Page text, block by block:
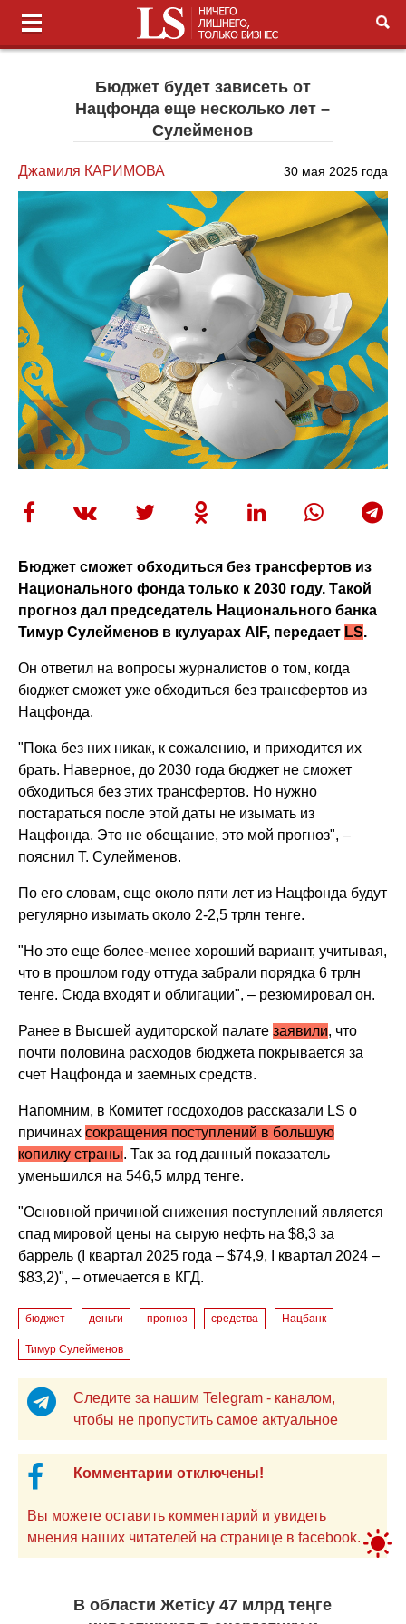
Бюджет будет зависеть от
Нацфонда еще несколько лет –
Сулейменов
Джамиля КАРИМОВА 30 мая 2025 года
Бюджет сможет обходиться без трансфертов из
Национального фонда только к 2030 году. Такой
прогноз дал председатель Национального банка
Тимур Сулейменов в кулуарах AIF, передает LS.
Он ответил на вопросы журналистов о том, когда
бюджет сможет уже обходиться без трансфертов из
Нацфонда.
"Пока без них никак, к сожалению, и приходится их
брать. Наверное, до 2030 года бюджет не сможет
обходиться без этих трансфертов. Но нужно
постараться после этой даты не изымать из
Нацфонда. Это не обещание, это мой прогноз", –
пояснил Т. Сулейменов.
По его словам, еще около пяти лет из Нацфонда будут
регулярно изымать около 2-2,5 трлн тенге.
"Но это еще более-менее хороший вариант, учитывая,
что в прошлом году оттуда забрали порядка 6 трлн
тенге. Сюда входят и облигации", – резюмировал он.
Ранее в Высшей аудиторской палатезаявили, что
почти половина расходов бюджета покрывается за
счет Нацфонда и заемных средств.
Напомним, в Комитет госдоходов рассказали LS о
причинахсокращения поступлений в большую
копилку страны. Так за год данный показатель
уменьшился на 546,5 млрд тенге.
"Основной причиной снижения поступлений является
спад мировой цены на сырую нефть на $8,3 за
баррель (I квартал 2025 года – $74,9, I квартал 2024 –
$83,2)", – отмечается в КГД.
бюджет деньги прогноз средства Нацбанк
Тимур Сулейменов
Следите за нашим Telegram - каналом,
чтобы не пропустить самое актуальное
Комментарии отключены!
Вы можете оставить комментарий и увидеть
мнения наших читателей на странице в facebook.
В области Жетісу 47 млрд теңге